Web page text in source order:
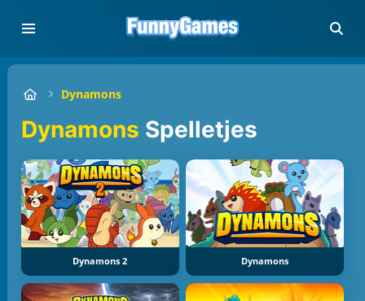
Dynamons
Dynamons Spelletjes
Dynamons 2 Dynamons